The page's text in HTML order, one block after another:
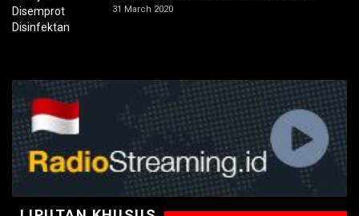
31 March 2020